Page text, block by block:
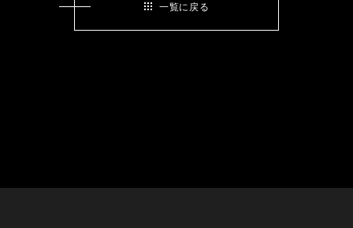
一覧に戻る